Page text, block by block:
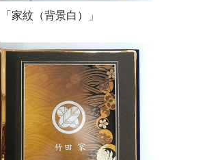
「家紋（背景白）」